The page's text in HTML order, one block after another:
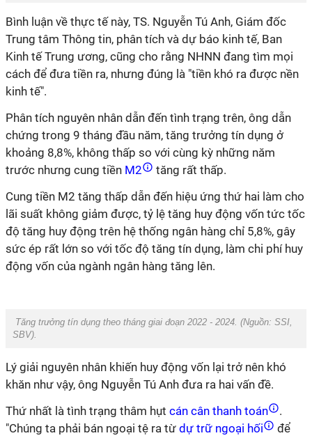
Bình luận về thực tế này, TS. Nguyễn Tú Anh, Giám đốc
Trung tâm Thông tin, phân tích và dự báo kinh tế, Ban
Kinh tế Trung ương, cũng cho rằng NHNN đang tìm mọi
cách để đưa tiền ra, nhưng đúng là "tiền khó ra được nền
kinh tế".
Phân tích nguyên nhân dẫn đến tình trạng trên, ông dẫn
chứng trong 9 tháng đầu năm, tăng trưởng tín dụng ở
khoảng 8,8%, không thấp so với cùng kỳ những năm
trước nhưng cung tiền M2
tăng rất thấp.
Cung tiền M2 tăng thấp dẫn đến hiệu ứng thứ hai làm cho
lãi suất không giảm được, tỷ lệ tăng huy động vốn tức tốc
độ tăng huy động trên hệ thống ngân hàng chỉ 5,8%, gây
sức ép rất lớn so với tốc độ tăng tín dụng, làm chi phí huy
động vốn của ngành ngân hàng tăng lên.
Tăng trưởng tín dụng theo tháng giai đoạn 2022 - 2024. (Nguồn: SSI,
SBV).
Lý giải nguyên nhân khiến huy động vốn lại trở nên khó
khăn như vậy, ông Nguyễn Tú Anh đưa ra hai vấn đề.
Thứ nhất là tình trạng thâm hụt cán cân thanh toán
.
"Chúng ta phải bán ngoại tệ ra từ dự trữ ngoại hối
để